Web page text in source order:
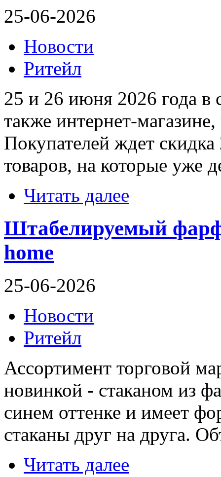
25-06-2026
Новости
Ритейл
25 и 26 июня 2026 года в
также интернет-
Покупателей ждет
товаров, на которые уже
Читать далее
Штабелируемый
home
25-06-2026
Новости
Ритейл
Ассортимент торговой
новинкой - стаканом из
синем оттенке и имеет
стаканы друг на друга.
Читать далее